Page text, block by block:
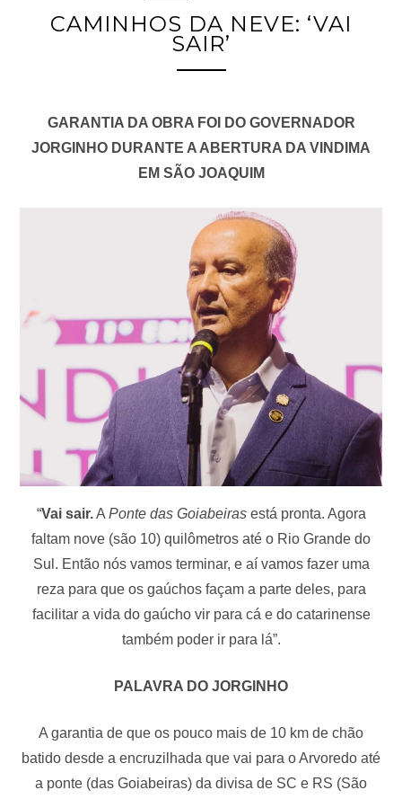
CAMINHOS DA NEVE: ‘VAI
SAIR’
GARANTIA DA OBRA FOI DO GOVERNADOR
JORGINHO DURANTE A ABERTURA DA VINDIMA
EM SÃO JOAQUIM
“Vai sair.A Ponte das Goiabeirasestá pronta. Agora
faltam nove (são 10) quilômetros até o Rio Grande do
Sul. Então nós vamos terminar, e aí vamos fazer uma
reza para que os gaúchos façam a parte deles, para
facilitar a vida do gaúcho vir para cá e do catarinense
também poder ir para lá”.
PALAVRA DO JORGINHO
A garantia de que os pouco mais de 10 km de chão
batido desde a encruzilhada que vai para o Arvoredo até
a ponte (das Goiabeiras) da divisa de SC e RS (São